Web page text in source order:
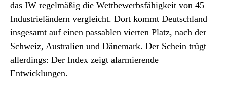
das IW regelmäßig die Wettbewerbsfähigkeit von 45
Industrieländern vergleicht. Dort kommt Deutschland
insgesamt auf einen passablen vierten Platz, nach der
Schweiz, Australien und Dänemark. Der Schein trügt
allerdings: Der Index zeigt alarmierende
Entwicklungen.